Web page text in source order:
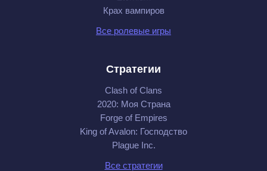
Крах вампиров
Все ролевые игры
Стратегии
Clash of Clans
2020: Моя Cтрана
Forge of Empires
King of Avalon: Господство
Plague Inc.
Все стратегии